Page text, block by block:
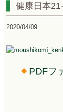
健康日本
2020/04/09
PDFフ